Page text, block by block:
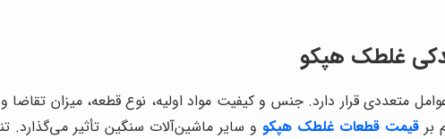
غلطک هپکو
متعددی قرار دارد. جنس و کیفیت مواد اولیه، نوع قطعه، میزان تقاضا
برقیمت قطعات غلطک هپکو و سایر ماشین‌آلات سنگین تأثیر